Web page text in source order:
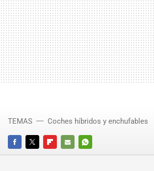
FACEBOOKTWITTERFLIPBOARD
E-
WHATSAPP
TEMAS Coches híbridos y enchufables